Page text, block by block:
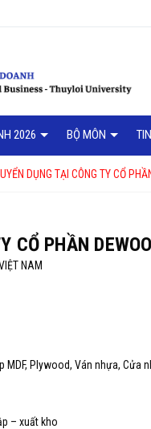
2026 BỘ MÔN
DỤNG TẠI CÔNG TY CỔ
CỔ PHẦN
NAM
Plywood, Ván nhựa, Cửa
– xuất kho